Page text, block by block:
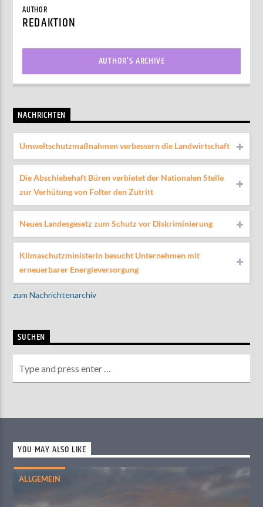
AUTHOR
REDAKTION
AUTHOR'S ARCHIVE
NACHRICHTEN
Umweltschutzmaßnahmen verbessern die Landwirtschaft
Die Abschiebehaft Büren verbietet der Nationalen Stelle
zur Verhütung von Folter den Zutritt
Neues Landesgesetz zum Schutz vor Diskriminierung
Klimaschutzministerin besucht Unternehmen mit
erneuerbarer Energieversorgung
zum Nachrichtenarchiv
SUCHEN
YOU MAY ALSO LIKE
ALLGEMEIN